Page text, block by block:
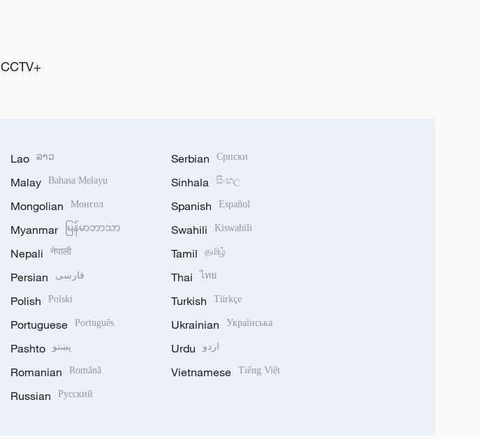
CCTV+
Lao ລາວ
Malay Bahasa Melayu
Mongolian Монгол
Myanmar မြန်မာဘာသာ
Nepali नेपाली
Persian فارسی
Polish Polski
Portuguese Português
Pashto پښتو
Romanian Română
Russian Русский
Serbian Српски
Sinhala සිංහල
Spanish Español
Swahili Kiswahili
Tamil தமிழ்
Thai ไทย
Turkish Türkçe
Ukrainian Українська
Urdu اردو
Vietnamese Tiếng Việt